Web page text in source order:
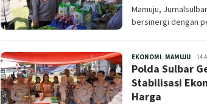
Mamuju,
bersinergi dengan
EKONOMI, MAMUJU 14
Polda Sulbar
Stabilisasi
Harga